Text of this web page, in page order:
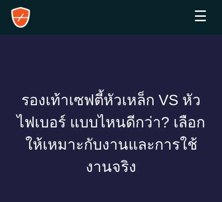
☰
รองเท้าเซฟตี้หัวเหล็ก VS หัว
ไฟเบอร์ แบบไหนดีกว่า? เลือก
ให้เหมาะกับงานและการใช้
งานจริง